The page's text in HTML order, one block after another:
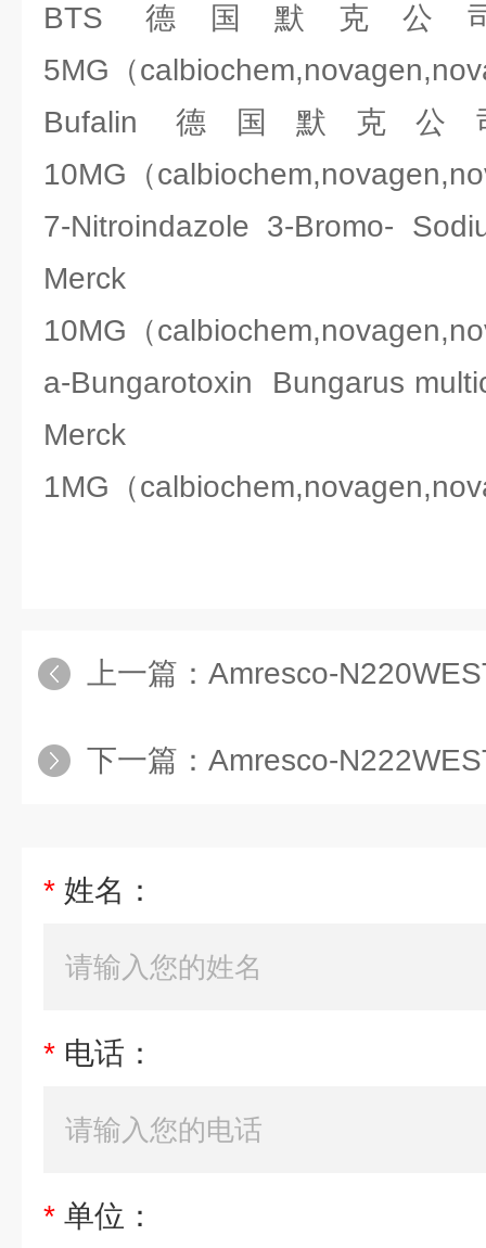
BTS 德国默克公司
5MG（
Bufalin 德国默克公司
10MG（
7-Nitroindazole 3-Bromo-
Merck
10MG（
a-Bungarotoxin Bungarus
Merck
1MG（
上一篇： Amresco-N220WESTERN
下一篇： Amresco-N222WESTERN MAX
* 姓名：
* 电话：
* 单位：